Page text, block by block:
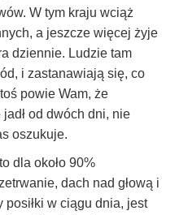
W tym kraju wciąż
a jeszcze więcej żyje
dziennie. Ludzie tam
i zastanawiają się, co
powie Wam, że
od dwóch dni, nie
oszukuje.
dla około 90%
dach nad głową i
posiłki w ciągu dnia, jest